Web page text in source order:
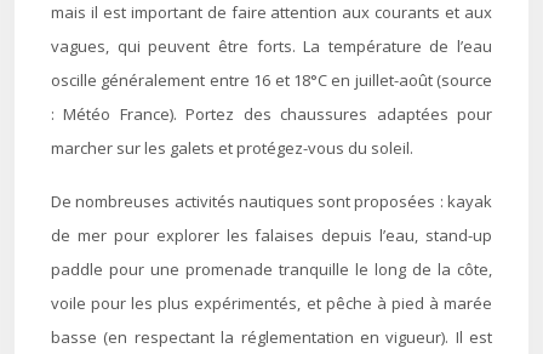
mais il est important de faire attention aux courants et aux
vagues, qui peuvent être forts. La température de l’eau
oscille généralement entre 16 et 18°C en juillet-août (source
: Météo France). Portez des chaussures adaptées pour
marcher sur les galets et protégez-vous du soleil.
De nombreuses activités nautiques sont proposées : kayak
de mer pour explorer les falaises depuis l’eau, stand-up
paddle pour une promenade tranquille le long de la côte,
voile pour les plus expérimentés, et pêche à pied à marée
basse (en respectant la réglementation en vigueur). Il est